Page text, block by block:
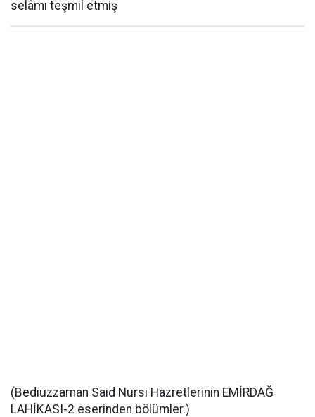
selâmı teşmil etmiş
(Bediüzzaman Said Nursi Hazretlerinin EMİRDAĞ
LAHİKASI-2 eserinden bölümler.)